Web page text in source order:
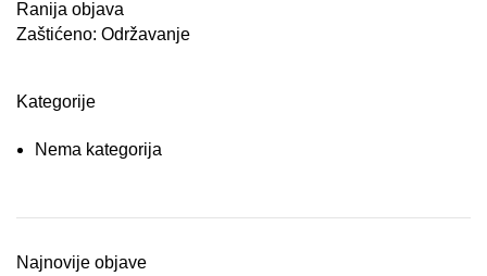
Ranija objava
Zaštićeno: Održavanje
Kategorije
Nema kategorija
Najnovije objave